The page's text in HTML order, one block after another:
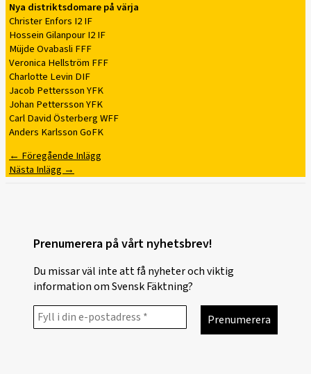
Nya distriktsdomare på värja
Christer Enfors I2 IF
Hossein Gilanpour I2 IF
Müjde Ovabasli FFF
Veronica Hellström FFF
Charlotte Levin DIF
Jacob Pettersson YFK
Johan Pettersson YFK
Carl David Österberg WFF
Anders Karlsson GoFK
←Föregående Inlägg
Nästa Inlägg→
Prenumerera på vårt nyhetsbrev!
Du missar väl inte att få nyheter och viktig
information om Svensk Fäktning?